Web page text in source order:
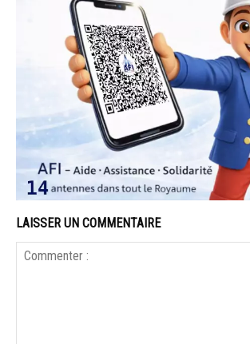
LAISSER UN COMMENTAIRE